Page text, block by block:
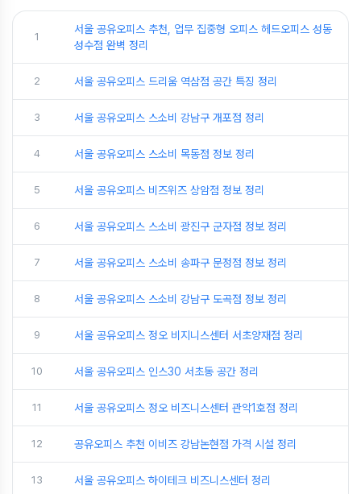
1
서울 공유오피스 추천, 업무 집중형 오피스 헤드오피스 성동
성수점 완벽 정리
2 서울 공유오피스 드리움 역삼점 공간 특징 정리
3 서울 공유오피스 스소비 강남구 개포점 정리
4 서울 공유오피스 스소비 목동점 정보 정리
5 서울 공유오피스 비즈위즈 상암점 정보 정리
6 서울 공유오피스 스소비 광진구 군자점 정보 정리
7 서울 공유오피스 스소비 송파구 문정점 정보 정리
8 서울 공유오피스 스소비 강남구 도곡점 정보 정리
9 서울 공유오피스 정오 비지니스센터 서초양재점 정리
10 서울 공유오피스 인스30 서초동 공간 정리
11 서울 공유오피스 정오 비즈니스센터 관악1호점 정리
12 공유오피스 추천 이비즈 강남논현점 가격 시설 정리
13 서울 공유오피스 하이테크 비즈니스센터 정리